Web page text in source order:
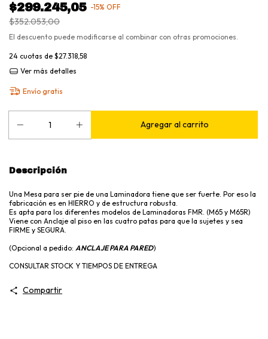
$299.245,05 -15% OFF
$352.053,00
El descuento puede modificarse al combinar con otras promociones.
24 cuotas de $27.318,58
Ver más detalles
Envío gratis
Descripción
Una Mesa para ser pie de una Laminadora tiene que ser fuerte. Por eso la
fabricación es en HIERRO y de estructura robusta.
Es apta para los diferentes modelos de Laminadoras FMR. (M65 y M65R)
Viene con Anclaje al piso en las cuatro patas para que la sujetes y sea
FIRME y SEGURA.
(Opcional a pedido: ANCLAJE PARA PARED)
CONSULTAR STOCK Y TIEMPOS DE ENTREGA
Compartir